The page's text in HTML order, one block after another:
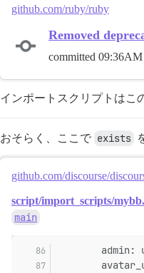
github.com/ruby/ruby
Removed
committed
インポートスクリプトはこ
おそらく、ここで exists
github.com/discourse/
script/import_scripts/
main
admin: